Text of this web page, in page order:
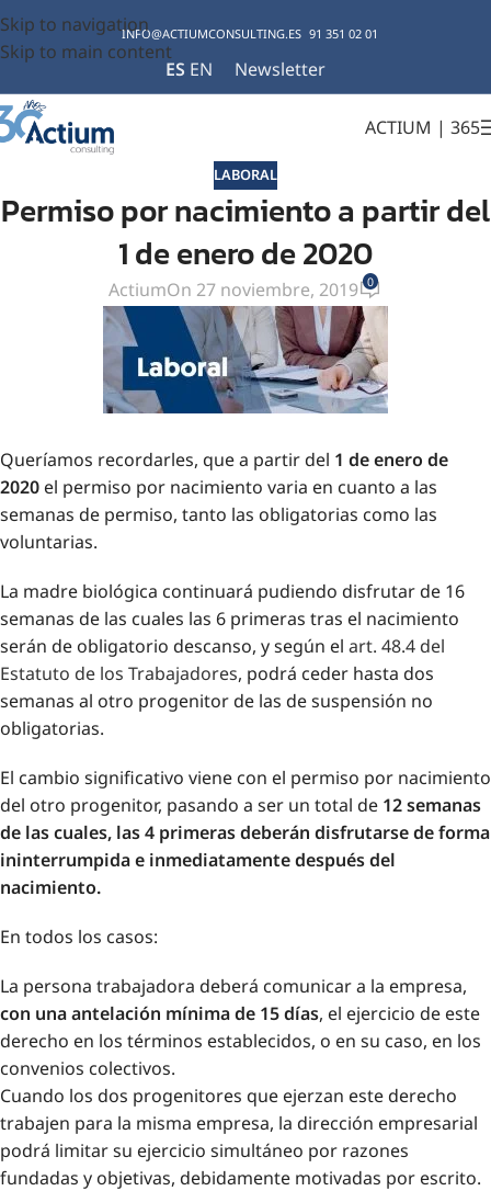
Skip to navigation
Skip to main content
INFO@ACTIUMCONSULTING.ES 91 351 02 01
ES EN Newsletter
ACTIUM | 365
LABORAL
Permiso por nacimiento a partir del
1 de enero de 2020
ActiumOn 27 noviembre, 2019 0
Queríamos recordarles, que a partir del 1 de enero de
2020 el permiso por nacimiento varia en cuanto a las
semanas de permiso, tanto las obligatorias como las
voluntarias.
La madre biológica continuará pudiendo disfrutar de 16
semanas de las cuales las 6 primeras tras el nacimiento
serán de obligatorio descanso, y según el art. 48.4 del
Estatuto de los Trabajadores, podrá ceder hasta dos
semanas al otro progenitor de las de suspensión no
obligatorias.
El cambio significativo viene con el permiso por nacimiento
del otro progenitor, pasando a ser un total de 12 semanas
de las cuales, las 4 primeras deberán disfrutarse de forma
ininterrumpida e inmediatamente después del
nacimiento.
En todos los casos:
La persona trabajadora deberá comunicar a la empresa,
con una antelación mínima de 15 días, el ejercicio de este
derecho en los términos establecidos, o en su caso, en los
convenios colectivos.
Cuando los dos progenitores que ejerzan este derecho
trabajen para la misma empresa, la dirección empresarial
podrá limitar su ejercicio simultáneo por razones
fundadas y objetivas, debidamente motivadas por escrito.